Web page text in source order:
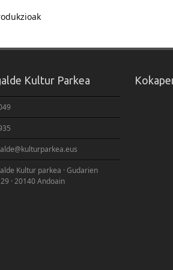
Kultur Parkea
Kultur parkea · Gudarien
· 20140 Andoain